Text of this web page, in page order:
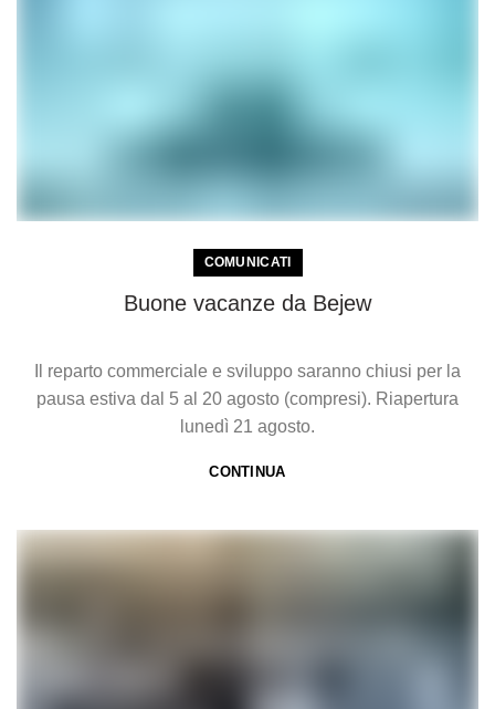
COMUNICATI
Buone vacanze da Bejew
Il reparto commerciale e sviluppo saranno chiusi per la
pausa estiva dal 5 al 20 agosto (compresi). Riapertura
lunedì 21 agosto.
CONTINUA